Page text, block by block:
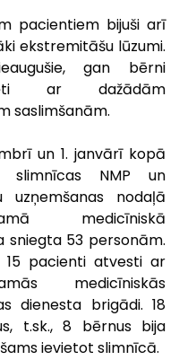
pacientiem bijuši arī
ekstremitāšu lūzumi.
gan bērni
ar dažādām
saslimšanām.
un 1. janvārī kopā
slimnīcas NMP un
uzņemšanas nodaļā
medicīniskā
sniegta 53 personām.
15 pacienti atvesti ar
medicīniskās
dienesta brigādi. 18
t.sk., 8 bērnus bija
ievietot slimnīcā.